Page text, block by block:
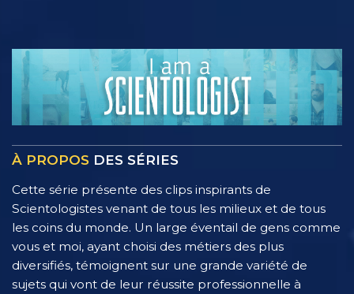
À PROPOS DES SÉRIES
Cette série présente des clips inspirants de
Scientologistes venant de tous les milieux et de tous
les coins du monde. Un large éventail de gens comme
vous et moi, ayant choisi des métiers des plus
diversifiés, témoignent sur une grande variété de
sujets qui vont de leur réussite professionnelle à